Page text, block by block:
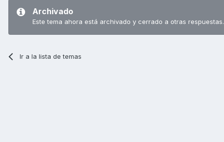
Archivado
Este tema ahora está archivado y cerrado a otras respuestas.
Ir a la lista de temas